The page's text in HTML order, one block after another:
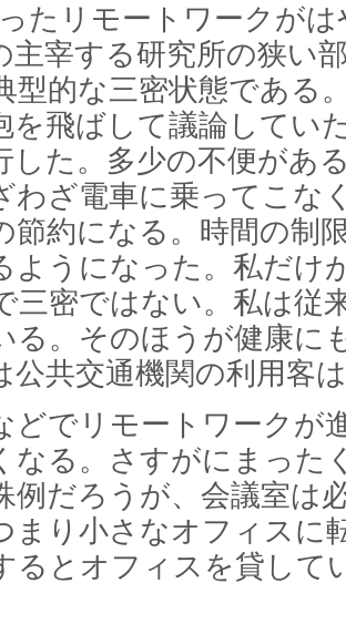
たリモートワークが
主宰する研究所の狭い
型的な三密状態である
を飛ばして議論してい
した。多少の不便があ
わざ電車に乗ってこな
節約になる。時間の制
ようになった。私だけ
三密ではない。私は従
る。そのほうが健康に
公共交通機関の利用客
どでリモートワークが
なる。さすがにまった
例だろうが、会議室は
まり小さなオフィスに
るとオフィスを貸して